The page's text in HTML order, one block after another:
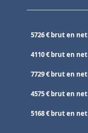
5726 € brut en net
4110 € brut en net
7729 € brut en net
4575 € brut en net
5168 € brut en net